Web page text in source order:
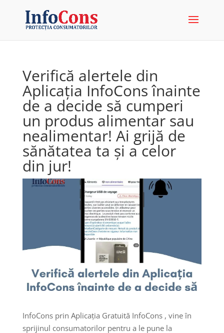
Verifică alertele din
Aplicația InfoCons înainte
de a decide să cumperi
un produs alimentar sau
nealimentar! Ai grijă de
sănătatea ta și a celor
din jur!
InfoCons prin Aplicația Gratuită InfoCons , vine în
sprijinul consumatorilor pentru a le pune la